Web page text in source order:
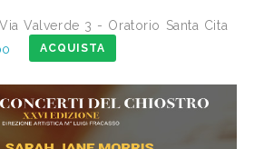
Valverde 3 - Oratorio Santa Cita
ACQUISTA